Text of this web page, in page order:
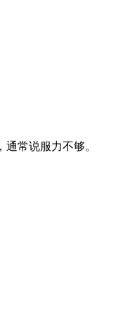
常说服力不够。